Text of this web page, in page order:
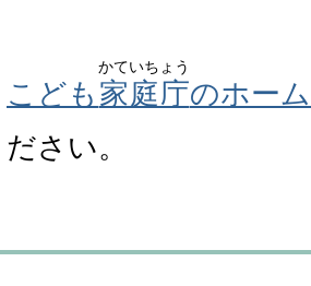
こども 家庭庁
かていちょう
のホー
ださい。